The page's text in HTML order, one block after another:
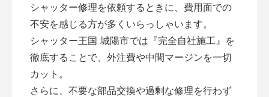
シャッター修理を依頼するときに、費用面での
不安を感じる方が多くいらっしゃいます。
シャッター王国 城陽市では『完全自社施工』を
徹底することで、外注費や中間マージンを一切
カット。
さらに、不要な部品交換や過剰な修理を行わず